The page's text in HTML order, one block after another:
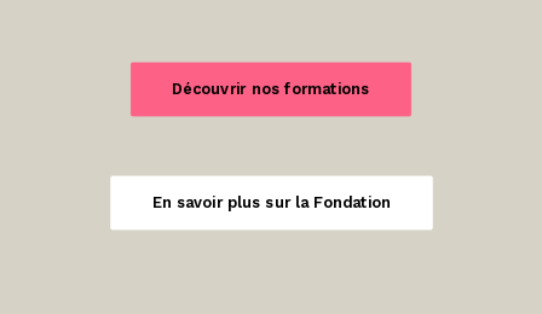
Découvrir nos formations
En savoir plus sur la Fondation